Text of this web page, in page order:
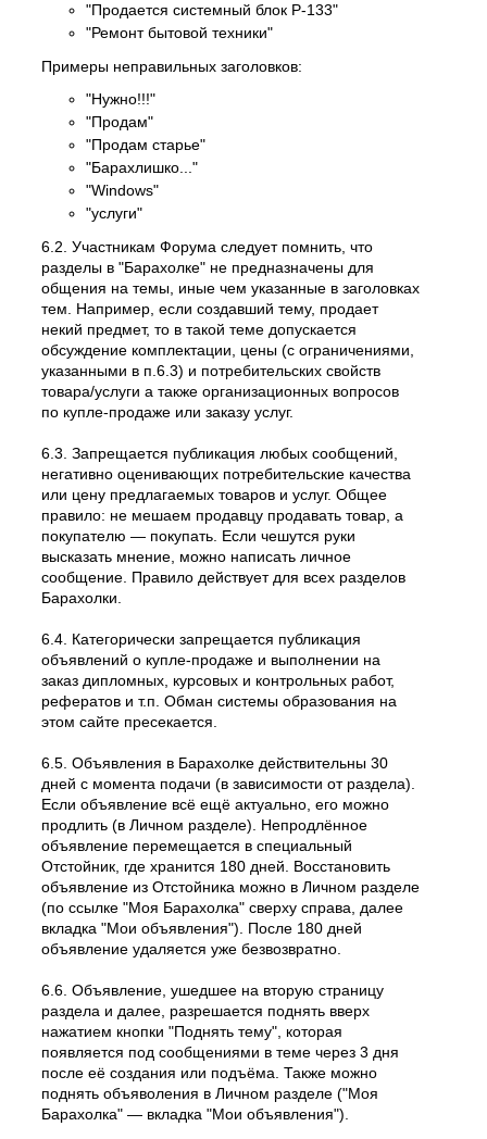
"Продается системный блок P-133"
"Ремонт бытовой техники"
Примеры неправильных заголовков:
"Нужно!!!"
"Продам"
"Продам старье"
"Барахлишко..."
"Windows"
"услуги"
6.2. Участникам Форума следует помнить, что
разделы в "Барахолке" не предназначены для
общения на темы, иные чем указанные в заголовках
тем. Например, если создавший тему, продает
некий предмет, то в такой теме допускается
обсуждение комплектации, цены (с ограничениями,
указанными в п.6.3) и потребительских свойств
товара/услуги а также организационных вопросов
по купле-продаже или заказу услуг.
6.3. Запрещается публикация любых сообщений,
негативно оценивающих потребительские качества
или цену предлагаемых товаров и услуг. Общее
правило: не мешаем продавцу продавать товар, а
покупателю — покупать. Если чешутся руки
высказать мнение, можно написать личное
сообщение. Правило действует для всех разделов
Барахолки.
6.4. Категорически запрещается публикация
объявлений о купле-продаже и выполнении на
заказ дипломных, курсовых и контрольных работ,
рефератов и т.п. Обман системы образования на
этом сайте пресекается.
6.5. Объявления в Барахолке действительны 30
дней с момента подачи (в зависимости от раздела).
Если объявление всё ещё актуально, его можно
продлить (в Личном разделе). Непродлённое
объявление перемещается в специальный
Отстойник, где хранится 180 дней. Восстановить
объявление из Отстойника можно в Личном разделе
(по ссылке "Моя Барахолка" сверху справа, далее
вкладка "Мои объявления"). После 180 дней
объявление удаляется уже безвозвратно.
6.6. Объявление, ушедшее на вторую страницу
раздела и далее, разрешается поднять вверх
нажатием кнопки "Поднять тему", которая
появляется под сообщениями в теме через 3 дня
после её создания или подъёма. Также можно
поднять объяволения в Личном разделе ("Моя
Барахолка" — вкладка "Мои объявления").